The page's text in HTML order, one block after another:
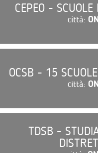
CEPEO - SCUOLE
città:
OCSB - 15
città:
TDSB -